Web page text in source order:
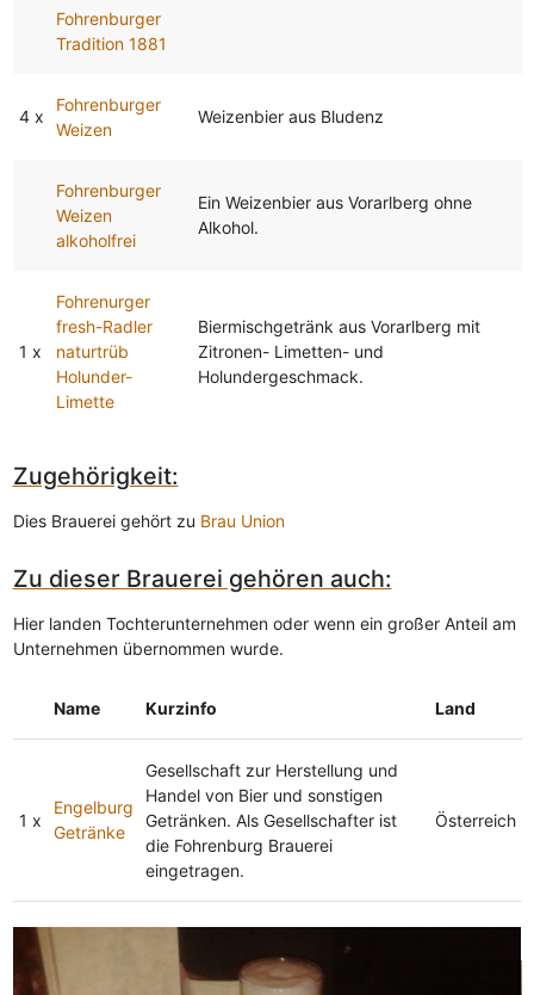
Fohrenburger
Tradition 1881
4 x
Fohrenburger
Weizen
Weizenbier aus Bludenz
Fohrenburger
Weizen
alkoholfrei
Ein Weizenbier aus Vorarlberg ohne
Alkohol.
1 x
Fohrenurger
fresh-Radler
naturtrüb
Holunder-
Limette
Biermischgetränk aus Vorarlberg mit
Zitronen- Limetten- und
Holundergeschmack.
Zugehörigkeit:
Dies Brauerei gehört zu Brau Union
Zu dieser Brauerei gehören auch:
Hier landen Tochterunternehmen oder wenn ein großer Anteil am
Unternehmen übernommen wurde.
Name Kurzinfo Land
1 x
Engelburg
Getränke
Gesellschaft zur Herstellung und
Handel von Bier und sonstigen
Getränken. Als Gesellschafter ist
die Fohrenburg Brauerei
eingetragen.
Österreich